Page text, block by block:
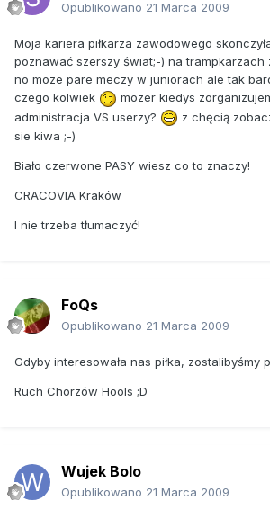
Opublikowano 21 Marca 2009
Moja kariera piłkarza zawodowego
poznawać szerszy świat;-) na trampkarzach
no moze pare meczy w juniorach ale tak
czego kolwiek
mozer kiedys
administracja VS userzy?
z chęcią
sie kiwa ;-)
Biało czerwone PASY wiesz co to znaczy!
CRACOVIA Kraków
I nie trzeba tłumaczyć!
FoQs
Opublikowano 21 Marca 2009
Gdyby interesowała nas piłka, zostalibyśmy
Ruch Chorzów Hools ;D
Wujek Bolo
Opublikowano 21 Marca 2009